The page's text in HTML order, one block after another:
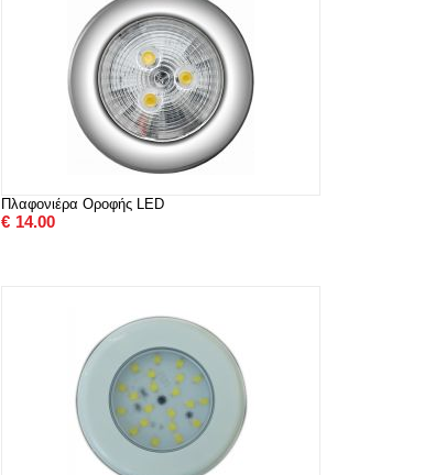
Πλαφονιέρα Οροφής LED
€ 14.00